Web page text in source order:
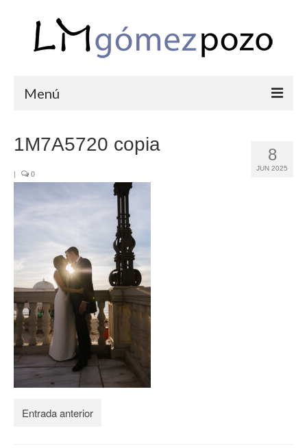
Menú
COMUNIONES
CORPORATIVAS
SEMANA SANTA
BLOG
SOBRE LM
CONTACTO
8
JUN 2025
1M7A5720 copia
| 0
Entrada anterior